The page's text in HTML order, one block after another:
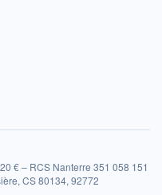
€ – RCS Nanterre 351 058 151
CS 80134, 92772